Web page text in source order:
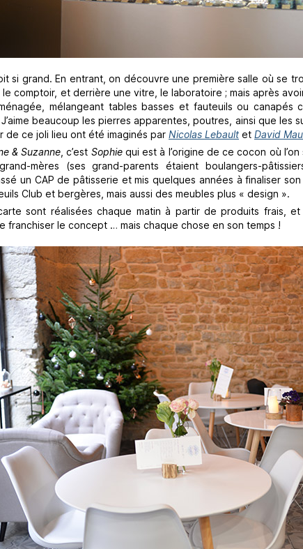
si grand. En entrant, on découvre une première salle où se
le comptoir, et derrière une vitre, le laboratoire ; mais après
mélangeant tables basses et fauteuils ou canapés
beaucoup les pierres apparentes, poutres, ainsi que les
de ce joli lieu ont été imaginés par Nicolas Lebault et David
& Suzanne , c’est Sophiequi est à l’origine de ce cocon où
mères (ses grand-parents étaient boulangers-
un CAP de pâtisserie et mis quelques années à finaliser
Club et bergères, mais aussi des meubles plus « design ».
sont réalisées chaque matin à partir de produits frais,
franchiser le concept … mais chaque chose en son temps !